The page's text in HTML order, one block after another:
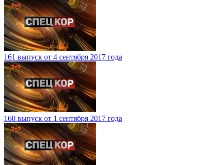
161 выпуск от 4 сентября 2017 года
160 выпуск от 1 сентября 2017 года